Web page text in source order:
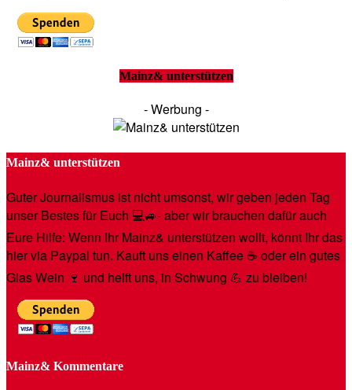
Mainz& unterstützen
- Werbung -
Mainz& unterstützen
Guter Journalismus ist nicht umsonst, wir geben jeden Tag
unser Bestes für Euch 💻🚙- aber wir brauchen dafür auch
Eure Hilfe: Wenn Ihr Mainz& unterstützen wollt, könnt Ihr das
hier via Paypal tun. Kauft uns einen Kaffee ☕️ oder ein gutes
Glas Wein 🍷 und helft uns, in Schwung 💪 zu bleiben!
Mainz& Kommentare